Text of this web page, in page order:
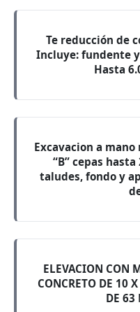
Te reducción de
Incluye: fundente
Hasta
Excavacion a mano
“B” cepas
taludes, fondo y
ELEVACION CON
CONCRETO DE 10
DE 63